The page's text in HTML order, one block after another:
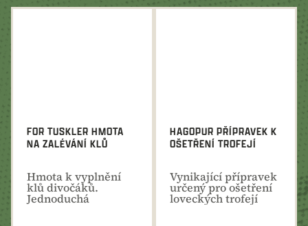
FOR TUSKLER HMOTA
NA ZALÉVÁNÍ KLŮ
Hmota k vyplnění
klů divočáků.
Jednoduchá
HAGOPUR PŘÍPRAVEK K
OŠETŘENÍ TROFEJÍ
Vynikající přípravek
určený pro ošetření
loveckých trofejí